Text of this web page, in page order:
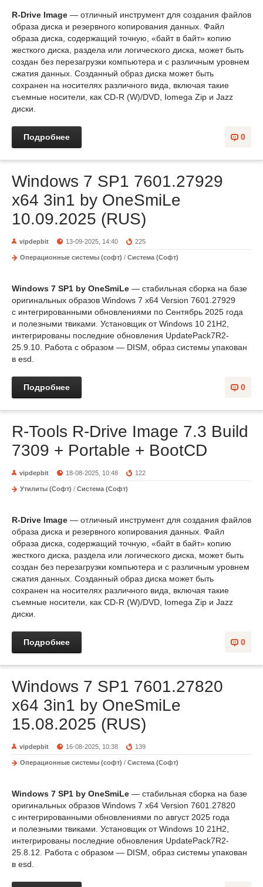
R-Drive Image — отличный инструмент для создания файлов
образа диска и резервного копирования данных. Файл
образа диска, содержащий точную, «байт в байт» копию
жесткого диска, раздела или логического диска, может быть
создан без перезагрузки компьютера и с различным уровнем
сжатия данных. Созданный образ диска может быть
сохранен на носителях различного вида, включая такие
съемные носители, как CD-R (W)/DVD, Iomega Zip и Jazz
диски.
0
Подробнее
Windows 7 SP1 7601.27929
x64 3in1 by OneSmiLe
10.09.2025 (RUS)
vipdepbit 13-09-2025, 14:40 225
Операционные системы (софт) / Система (Софт)
Windows 7 SP1 by OneSmiLe — стабильная сборка на базе
оригинальных образов Windows 7 x64 Version 7601.27929
с интегрированными обновлениями по Сентябрь 2025 года
и полезными твиками. Установщик от Windows 10 21H2,
интегрированы последние обновления UpdatePack7R2-
25.9.10. Работа с образом — DISM, образ системы упакован
в esd.
0
Подробнее
R-Tools R-Drive Image 7.3 Build
7309 + Portable + BootCD
vipdepbit 18-08-2025, 10:48 122
Утилиты (Софт) / Система (Софт)
R-Drive Image — отличный инструмент для создания файлов
образа диска и резервного копирования данных. Файл
образа диска, содержащий точную, «байт в байт» копию
жесткого диска, раздела или логического диска, может быть
создан без перезагрузки компьютера и с различным уровнем
сжатия данных. Созданный образ диска может быть
сохранен на носителях различного вида, включая такие
съемные носители, как CD-R (W)/DVD, Iomega Zip и Jazz
диски.
0
Подробнее
Windows 7 SP1 7601.27820
x64 3in1 by OneSmiLe
15.08.2025 (RUS)
vipdepbit 16-08-2025, 10:38 139
Операционные системы (софт) / Система (Софт)
Windows 7 SP1 by OneSmiLe — стабильная сборка на базе
оригинальных образов Windows 7 x64 Version 7601.27820
с интегрированными обновлениями по август 2025 года
и полезными твиками. Установщик от Windows 10 21H2,
интегрированы последние обновления UpdatePack7R2-
25.8.12. Работа с образом — DISM, образ системы упакован
в esd.